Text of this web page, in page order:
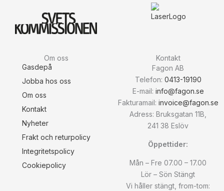
Om oss
Gasdepå
Jobba hos oss
Om oss
Kontakt
Nyheter
Frakt och returpolicy
Integritetspolicy
Cookiepolicy
Kontakt
Fagon AB
Telefon: 0413-19190
E-mail: info@fagon.se
Fakturamail: invoice@fagon.se
Adress: Bruksgatan 11B,
241 38 Eslöv
Öppettider:
Mån – Fre 07.00 – 17.00
Lör – Sön Stängt
Vi håller stängt, from-tom: